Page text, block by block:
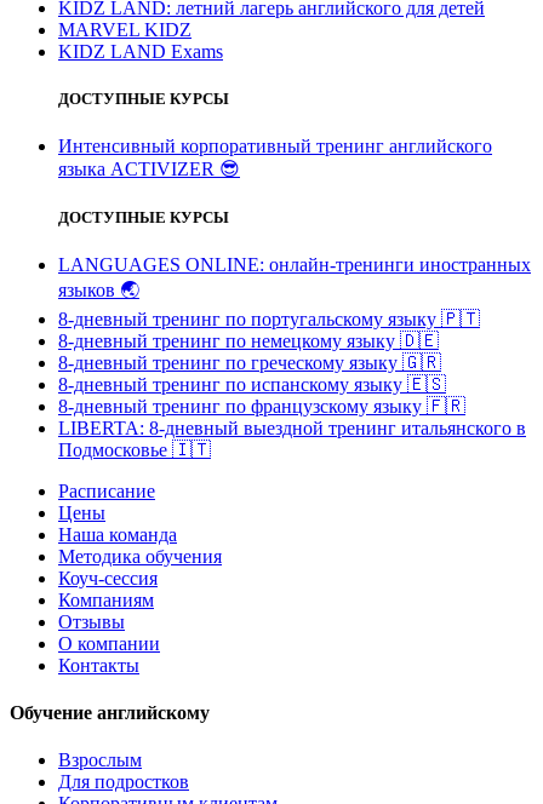
KIDZ LAND: летний лагерь английского для детей
MARVEL KIDZ
KIDZ LAND Exams
ДОСТУПНЫЕ КУРСЫ
Интенсивный корпоративный тренинг английского
языка ACTIVIZER 😎
ДОСТУПНЫЕ КУРСЫ
LANGUAGES ONLINE: онлайн-тренинги иностранных
языков 🌏
8-дневный тренинг по португальскому языку 🇵🇹
8-дневный тренинг по немецкому языку 🇩🇪
8-дневный тренинг по греческому языку 🇬🇷
8-дневный тренинг по испанскому языку 🇪🇸
8-дневный тренинг по французскому языку 🇫🇷
LIBERTA: 8-дневный выездной тренинг итальянского в
Подмосковье 🇮🇹
Расписание
Цены
Наша команда
Методика обучения
Коуч-сессия
Компаниям
Отзывы
О компании
Контакты
Обучение английскому
Взрослым
Для подростков